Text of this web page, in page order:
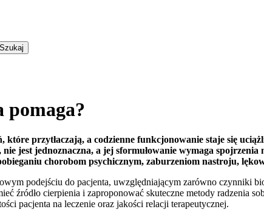
pomaga?
które przytłaczają, a codzienne funkcjonowanie staje się
jest jednoznaczna, a jej sformułowanie wymaga
chorobom psychicznym, zaburzeniom nastroju,
podejściu do pacjenta, uwzględniającym zarówno czynniki
źródło cierpienia i zaproponować skuteczne metody
pacjenta na leczenie oraz jakości relacji terapeutycznej.